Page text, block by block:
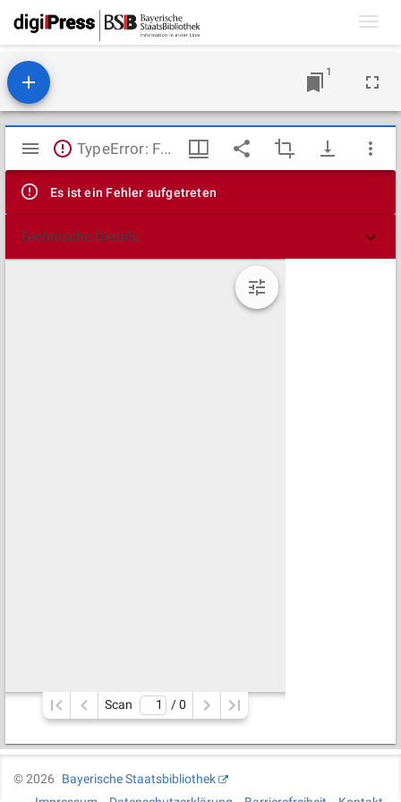
1
Mirador
Viewer
TypeError: Failed to fetch
Es ist ein Fehler aufgetreten
Technische Details
Scan / 0
©2026
Bayerische Staatsbibliothek